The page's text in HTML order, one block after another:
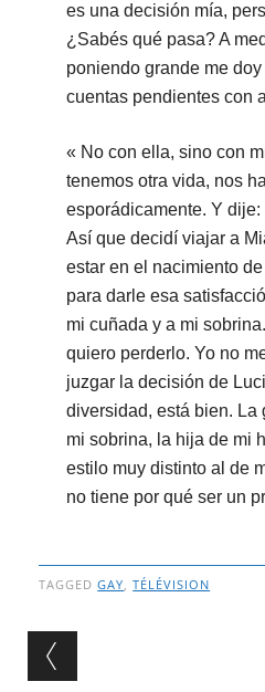
es una decisión mía,
¿Sabés qué pasa? A
poniendo grande me
cuentas pendientes con
« No con ella, sino con
tenemos otra vida, nos
esporádicamente. Y dije:
Así que decidí viajar a
estar en el nacimiento
para darle esa
mi cuñada y a mi
quiero perderlo. Yo no
juzgar la decisión de
diversidad, está bien. La
mi sobrina, la hija de mi
estilo muy distinto al de
no tiene por qué ser un
TAGGEDGAY,TÉLÉVISION
Post navigation